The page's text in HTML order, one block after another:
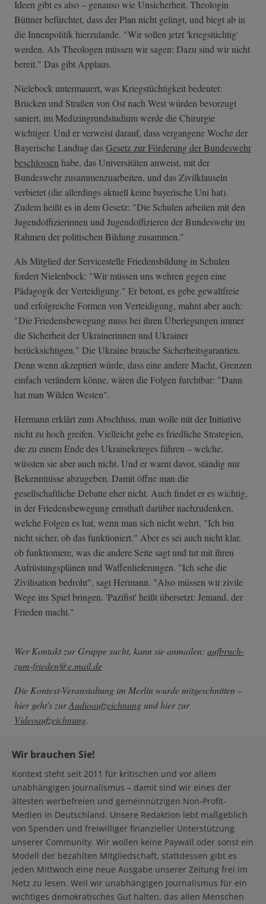
Ideen gibt es also – genauso wie Unsicherheit. Theologin
Büttner befürchtet, dass der Plan nicht gelingt, und biegt ab in
die Innenpolitik hierzulande. "Wir sollen jetzt 'kriegstüchtig'
werden. Als Theologen müssen wir sagen: Dazu sind wir nicht
bereit." Das gibt Applaus.
Nielebock untermauert, was Kriegstüchtigkeit bedeutet:
Brücken und Straßen von Ost nach West würden bevorzugt
saniert, im Medizingrundstudium werde die Chirurgie
wichtiger. Und er verweist darauf, dass vergangene Woche der
Bayerische Landtag dasGesetz zur Förderung der Bundeswehr
beschlossenhabe, das Universitäten anweist, mit der
Bundeswehr zusammenzuarbeiten, und das Zivilklauseln
verbietet (die allerdings aktuell keine bayerische Uni hat).
Zudem heißt es in dem Gesetz: "Die Schulen arbeiten mit den
Jugendoffizierinnen und Jugendoffizieren der Bundeswehr im
Rahmen der politischen Bildung zusammen."
Als Mitglied der Servicestelle Friedensbildung in Schulen
fordert Nielenbock: "Wir müssen uns wehren gegen eine
Pädagogik der Verteidigung." Er betont, es gebe gewaltfreie
und erfolgreiche Formen von Verteidigung, mahnt aber auch:
"Die Friedensbewegung muss bei ihren Überlegungen immer
die Sicherheit der Ukrainerinnen und Ukrainer
berücksichtigen." Die Ukraine brauche Sicherheitsgarantien.
Denn wenn akzeptiert würde, dass eine andere Macht, Grenzen
einfach verändern könne, wären die Folgen furchtbar: "Dann
hat man Wilden Westen".
Hermann erklärt zum Abschluss, man wolle mit der Initiative
nicht zu hoch greifen. Vielleicht gebe es friedliche Strategien,
die zu einem Ende des Ukrainekrieges führen – welche,
wüssten sie aber auch nicht. Und er warnt davor, ständig nur
Bekenntnisse abzugeben. Damit öffne man die
gesellschaftliche Debatte eher nicht. Auch findet er es wichtig,
in der Friedensbewegung ernsthaft darüber nachzudenken,
welche Folgen es hat, wenn man sich nicht wehrt. "Ich bin
nicht sicher, ob das funktioniert." Aber es sei auch nicht klar,
ob funktioniere, was die andere Seite sagt und tut mit ihren
Aufrüstungsplänen und Waffenlieferungen. "Ich sehe die
Zivilisation bedroht", sagt Hermann. "Also müssen wir zivile
Wege ins Spiel bringen. 'Pazifist' heißt übersetzt: Jemand, der
Frieden macht."
Wer Kontakt zur Gruppe sucht, kann sie anmailen: aufbruch-
zum-frieden@e.mail.de
Die Kontext-Veranstaltung im Merlin wurde mitgeschnitten –
hier geht's zurAudioaufzeichnung und hier zur
Videoaufzeichnung.
Wir brauchen Sie!
Kontext steht seit 2011 für kritischen und vor allem
unabhängigen Journalismus – damit sind wir eines der
ältesten werbefreien und gemeinnützigen Non-Profit-
Medien in Deutschland. Unsere Redaktion lebt maßgeblich
von Spenden und freiwilliger finanzieller Unterstützung
unserer Community. Wir wollen keine Paywall oder sonst ein
Modell der bezahlten Mitgliedschaft, stattdessen gibt es
jeden Mittwoch eine neue Ausgabe unserer Zeitung frei im
Netz zu lesen. Weil wir unabhängigen Journalismus für ein
wichtiges demokratisches Gut halten, das allen Menschen